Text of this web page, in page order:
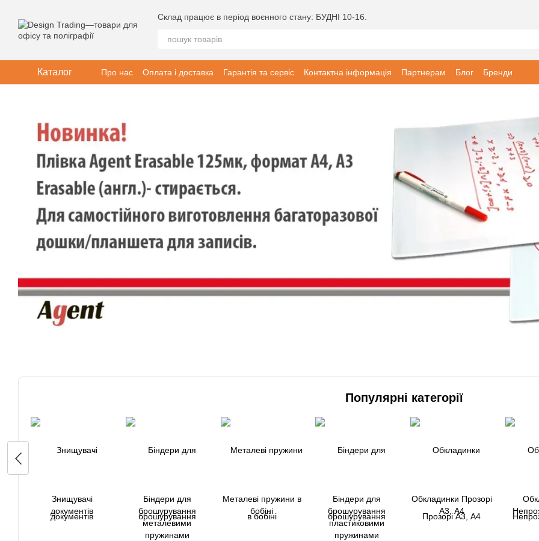
Склад працює в період воєнного стану: БУДНІ 10-16.
Каталог Про нас Оплата і доставка Гарантія та сервіс Контактна інформація Партнерам Блог Бренди
Популярні категорії
Знищувачі
документів
Біндери для
брошурування
металевими
пружинами
Металеві пружини в
бобіні
Біндери для
брошурування
пластиковими
пружинами
Обкладинки Прозорі
А3, А4